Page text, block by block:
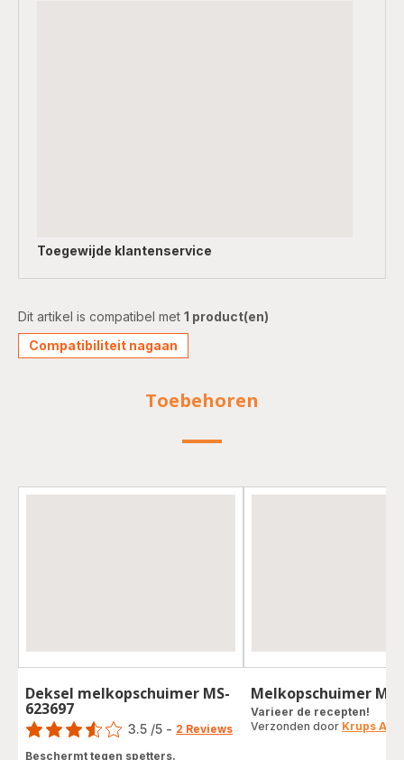
Toegewijde klantenservice
Dit artikel is compatibel met 1 product(en)
Compatibiliteit nagaan
Toebehoren
Deksel melkopschuimer MS-
623697
Score
3.5 /5 - 2 Reviews
Beschermt tegen spetters.
Melkopschuimer MS-
Varieer de recepten!
Verzonden door Krups